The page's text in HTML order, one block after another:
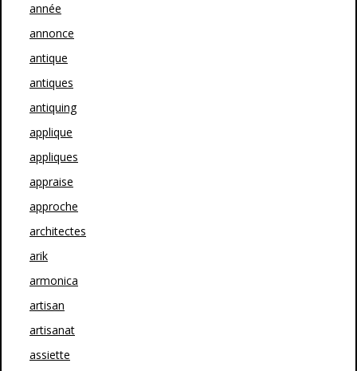
année
annonce
antique
antiques
antiquing
applique
appliques
appraise
approche
architectes
arik
armonica
artisan
artisanat
assiette